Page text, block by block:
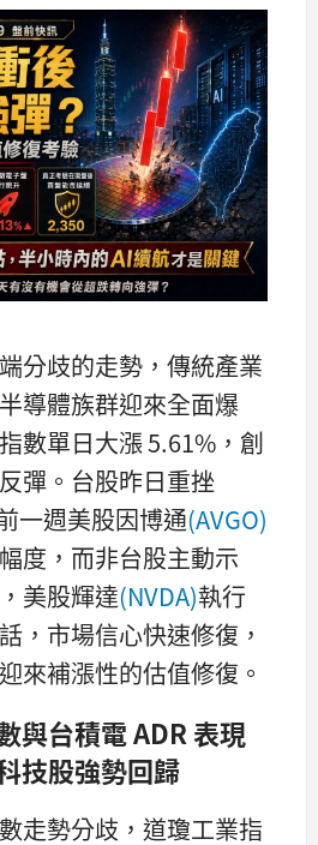
分歧的走勢，傳統產業
導體族群迎來全面爆
數單日大漲 5.61%，創
彈。台股昨日重挫
一週美股因博通(AVGO)
度，而非台股主動示
美股輝達(NVDA)執行
，市場信心快速修復，
來補漲性的估值修復。
與台積電 ADR 表現
技股強勢回歸
走勢分歧，道瓊工業指